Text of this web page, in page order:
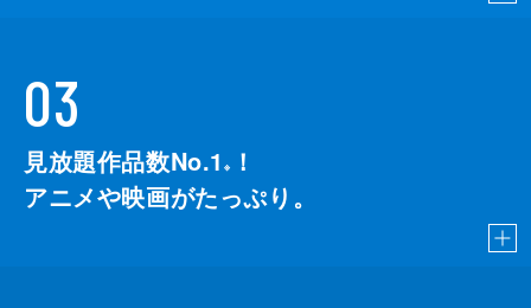
03
見放題作品数No.1 ※
！
アニメや映画がたっぷり。